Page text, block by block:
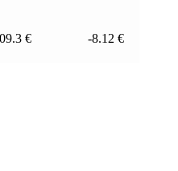
€ -8.12 €